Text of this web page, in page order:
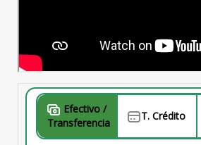
Transferencia
T. Crédito